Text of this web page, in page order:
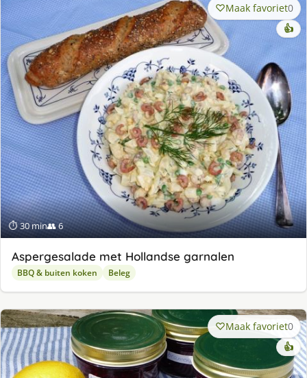
⏱ 30 min👥 6
Maak favoriet0
👍
Aspergesalade met Hollandse garnalen
BBQ & buiten koken Beleg
Maak favoriet0
👍